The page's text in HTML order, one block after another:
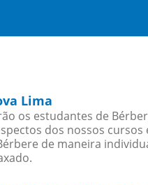
Lima
os estudantes de
dos nossos
de maneira